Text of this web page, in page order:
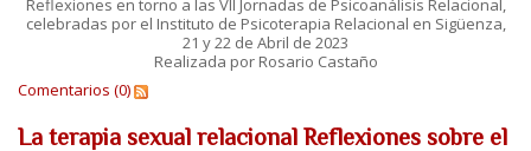
Reflexiones en torno a las VII Jornadas de Psicoanálisis Relacional,
celebradas por el Instituto de Psicoterapia Relacional en Sigüenza,
21 y 22 de Abril de 2023
Realizada por Rosario Castaño
Comentarios (0)
La terapia sexual relacional Reflexiones sobre el